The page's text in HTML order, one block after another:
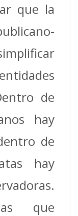
que la
de
hay
de
hay
que